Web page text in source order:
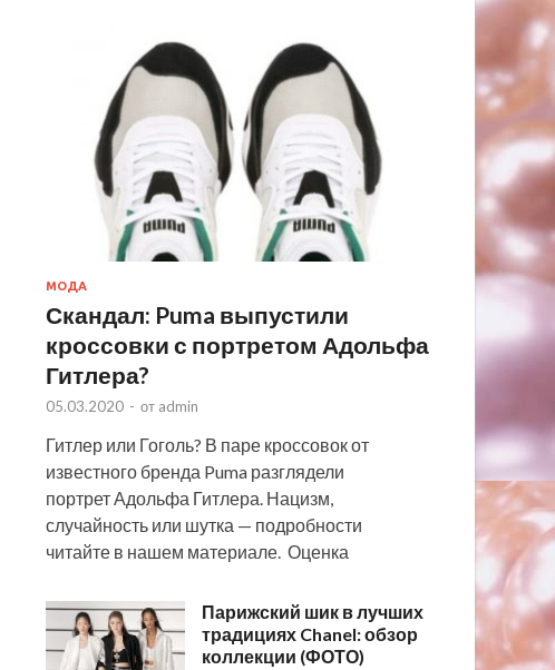
МОДА
Скандал: Puma выпустили
кроссовки с портретом Адольфа
Гитлера?
05.03.2020 - от admin
Гитлер или Гоголь? В паре кроссовок от
известного бренда Puma разглядели
портрет Адольфа Гитлера. Нацизм,
случайность или шутка — подробности
читайте в нашем материале. Оценка
Парижский шик в лучших
традициях Chanel: обзор
коллекции (ФОТО)